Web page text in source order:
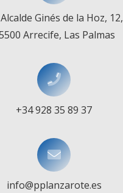
Ginés de la Hoz, 12,
Arrecife, Las Palmas
+34 928 35 89 37
info@pplanzarote.es